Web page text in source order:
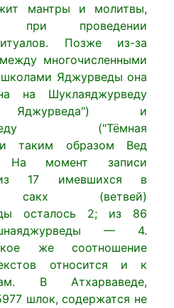
мантры и молитвы,
при проведении
Позже из-за
многочисленными
Яджурведы она
на Шуклаяджурведу
Яджурведа") и
("Тёмная
таким образом Вед
На момент записи
17 имевшихся в
сакх (ветвей)
осталось 2; из 86
— 4.
же соотношение
относится и к
В Атхарваведе,
шлок, содержатся не